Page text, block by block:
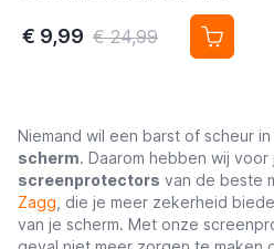
Air 2 / 9.7 (2017 / 2018) /
Pro 9.7
€ 9,99 € 24,99
Niemand wil een barst of scheur
scherm. Daarom hebben wij
screenprotectors van de beste
Zagg, die je meer zekerheid
van je scherm. Met onze